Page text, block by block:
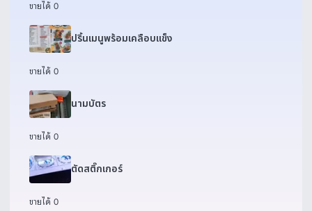
ขายได้ 0
ปริ้นเมนูพร้อมเคลือบแข็ง
ขายได้ 0
นามบัตร
ขายได้ 0
ตัดสติ๊กเกอร์
ขายได้ 0